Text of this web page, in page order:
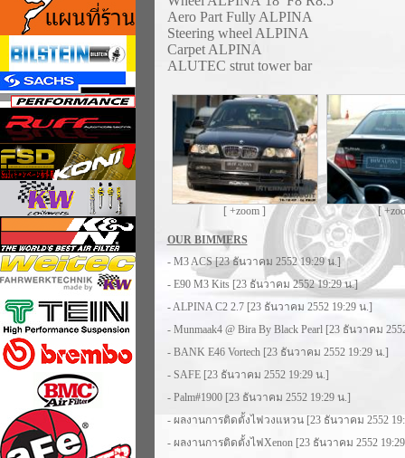
Aero Part Fully ALPINA
Steering wheel ALPINA
Carpet ALPINA
ALUTEC strut tower bar
[ +zoom ] [
OUR BIMMERS
- M3 ACS[23 ธันวาคม 2552 19:29 น.]
- E90 M3 Kits[23 ธันวาคม 2552 19:29 น.]
-ALPINA C2 2.7[23 ธันวาคม 2552 19:29 น.]
- Munmaak4 @ Bira By Black Pearl[23 ธันวาคม
- BANK E46 Vortech[23 ธันวาคม 2552 19:29 น.]
- SAFE[23 ธันวาคม 2552 19:29 น.]
- Palm#1900[23 ธันวาคม 2552 19:29 น.]
- ผลงานการติดตั้งไฟวงแหวน[23 ธันวาคม 2552
- ผลงานการติดตั้งไฟXenon[23 ธันวาคม 2552